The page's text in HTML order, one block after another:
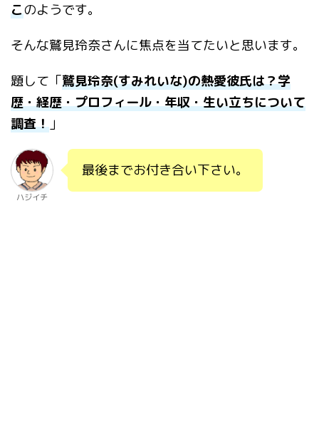
このようです。
そんな鷲見玲奈さんに焦点を当てたいと思います。
題して「鷲見玲奈(すみれいな)の熱愛彼氏は？学
歴・経歴・プロフィール・年収・生い立ちについて
調査！」
ハジイチ
最後までお付き合い下さい。